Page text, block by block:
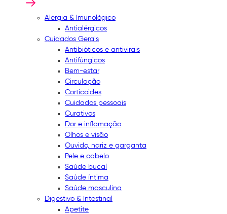
Alergia & Imunológico
Antialérgicos
Cuidados Gerais
Antibióticos e antivirais
Antifúngicos
Bem-estar
Circulação
Corticoides
Cuidados pessoais
Curativos
Dor e inflamação
Olhos e visão
Ouvido, nariz e garganta
Pele e cabelo
Saúde bucal
Saúde íntima
Saúde masculina
Digestivo & Intestinal
Apetite